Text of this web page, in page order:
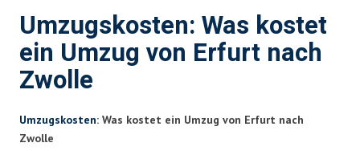
Umzugskosten: Was kostet
ein Umzug von Erfurt nach
Zwolle
Umzugskosten: Was kostet ein Umzug von Erfurt nach
Zwolle